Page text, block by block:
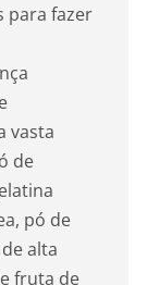
para fazer
vasta
de
pó de
alta
fruta de